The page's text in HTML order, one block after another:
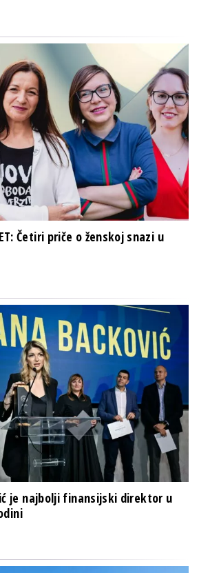
Četiri priče o ženskoj snazi u
je najbolji finansijski direktor u